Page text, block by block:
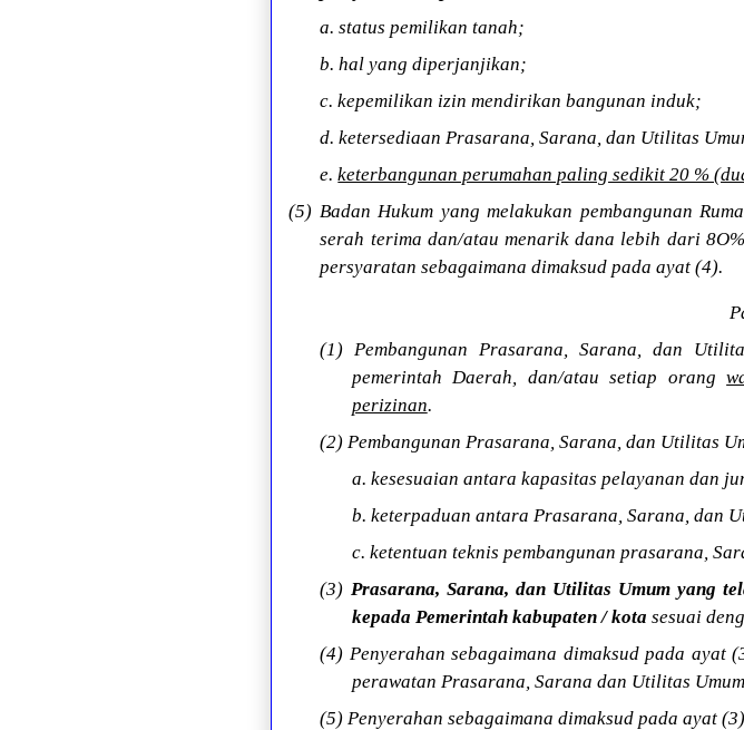
a. status pemilikan tanah;
b. hal yang diperjanjikan;
c. kepemilikan izin mendirikan bangunan induk;
d. ketersediaan Prasarana, Sarana, dan Utilitas
e.keterbangunan perumahan paling sedikit 20 %
(5) Badan Hukum yang melakukan pembangunan
serah terima dan/atau menarik dana lebih dari
persyaratan sebagaimana dimaksud pada ayat (4).
(1) Pembangunan Prasarana, Sarana, dan
pemerintah Daerah, dan/atau setiap orang
perizinan.
(2) Pembangunan Prasarana, Sarana, dan Utilitas
a. kesesuaian antara kapasitas pelayanan dan
b. keterpaduan antara Prasarana, Sarana, dan
c. ketentuan teknis pembangunan prasarana,
(3) Prasarana, Sarana, dan Utilitas Umum yang
kepada Pemerintah kabupaten / kota sesuai
(4) Penyerahan sebagaimana dimaksud pada ayat
perawatan Prasarana, Sarana dan Utilitas
(5) Penyerahan sebagaimana dimaksud pada ayat